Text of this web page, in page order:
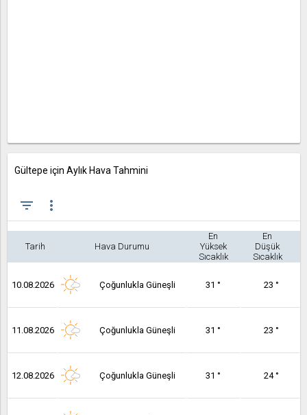
Gültepe için Aylık Hava Tahmini
filter_list more_vert
Tarih Hava Durumu
En
Yüksek
Sıcaklık
En
Düşük
Sıcaklık
10.08.2026 Çoğunlukla Güneşli 31 ° 23 °
11.08.2026 Çoğunlukla Güneşli 31 ° 23 °
12.08.2026 Çoğunlukla Güneşli 31 ° 24 °